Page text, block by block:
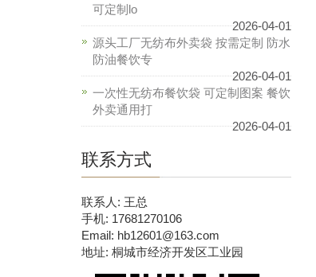
可定制lo
2026-04-01
源头工厂无纺布外卖袋 按需定制 防水
防油餐饮专
2026-04-01
一次性无纺布餐饮袋 可定制图案 餐饮
外卖通用打
2026-04-01
联系方式
联系人: 王总
手机: 17681270106
Email: hb12601@163.com
地址: 桐城市经济开发区工业园